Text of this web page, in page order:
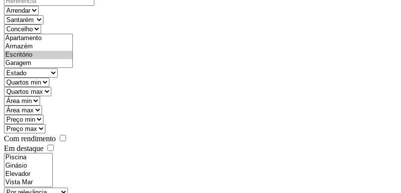
objective
districtId
countyId
types
state
mintypo
maxtypo
minarea
maxarea
minprice
maxprice
Com rendimento
Em destaque
features